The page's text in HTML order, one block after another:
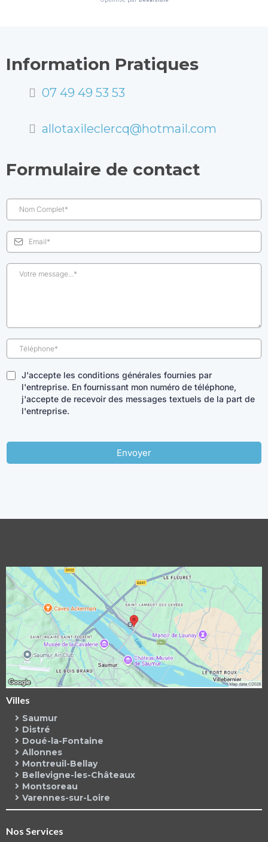
Information Pratiques
07 49 49 53 53
allotaxileclercq@hotmail.com
Formulaire de contact
J'accepte les conditions générales fournies par
l'entreprise. En fournissant mon numéro de téléphone,
j'accepte de recevoir des messages textuels de la part de
l'entreprise.
Envoyer
Villes
Saumur
Distré
Doué-la-Fontaine
Allonnes
Montreuil-Bellay
Bellevigne-les-Châteaux
Montsoreau
Varennes-sur-Loire
Nos Services